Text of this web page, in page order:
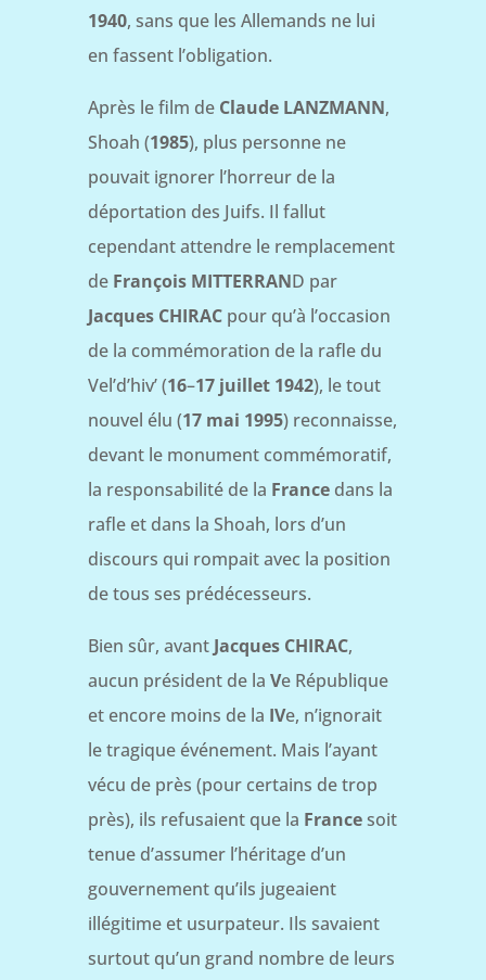
1940, sans que les Allemands ne lui
en fassent l’obligation.
Après le film de Claude LANZMANN,
Shoah (1985), plus personne ne
pouvait ignorer l’horreur de la
déportation des Juifs. Il fallut
cependant attendre le remplacement
de François MITTERRAND par
Jacques CHIRACpour qu’à l’occasion
de la commémoration de la rafle du
Vel’d’hiv’ (16–17 juillet 1942), le tout
nouvel élu (17 mai 1995) reconnaisse,
devant le monument commémoratif,
la responsabilité de la Francedans la
rafle et dans la Shoah, lors d’un
discours qui rompait avec la position
de tous ses prédécesseurs.
Bien sûr, avant Jacques CHIRAC,
aucun président de la Ve République
et encore moins de la IVe, n’ignorait
le tragique événement. Mais l’ayant
vécu de près (pour certains de trop
près), ils refusaient que la Francesoit
tenue d’assumer l’héritage d’un
gouvernement qu’ils jugeaient
illégitime et usurpateur. Ils savaient
surtout qu’un grand nombre de leurs